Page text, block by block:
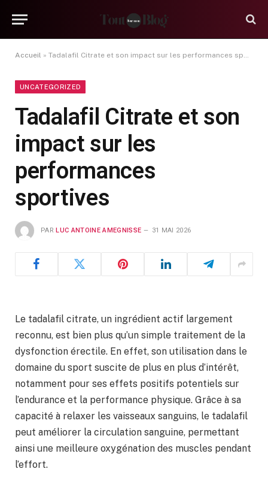
Accueil » Tadalafil Citrate et son impact sur les performances sportives
UNCATEGORIZED
Tadalafil Citrate et son
impact sur les
performances
sportives
PAR LUC ANTOINE AMEGNISSE 31 MAI 2026
Le tadalafil citrate, un ingrédient actif largement
reconnu, est bien plus qu’un simple traitement de la
dysfonction érectile. En effet, son utilisation dans le
domaine du sport suscite de plus en plus d’intérêt,
notamment pour ses effets positifs potentiels sur
l’endurance et la performance physique. Grâce à sa
capacité à relaxer les vaisseaux sanguins, le tadalafil
peut améliorer la circulation sanguine, permettant
ainsi une meilleure oxygénation des muscles pendant
l’effort.